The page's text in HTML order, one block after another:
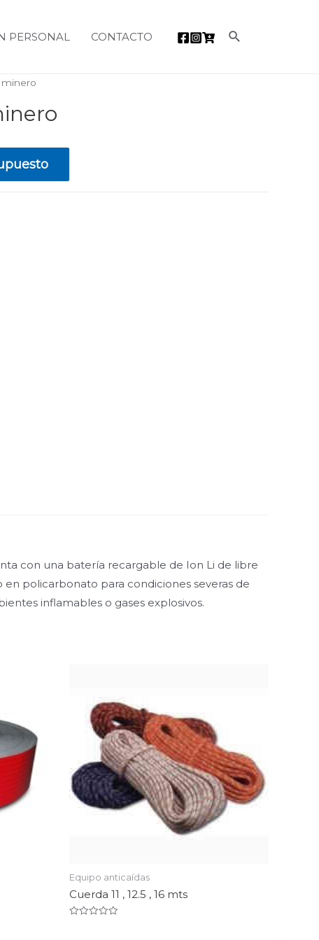
PERSONAL CONTACTO Buscar
con una batería recargable de Ion Li de libre
policarbonato para condiciones severas de
inflamables o gases explosivos.
Equipo anticaídas
Cuerda 11 , 12.5 , 16 mts